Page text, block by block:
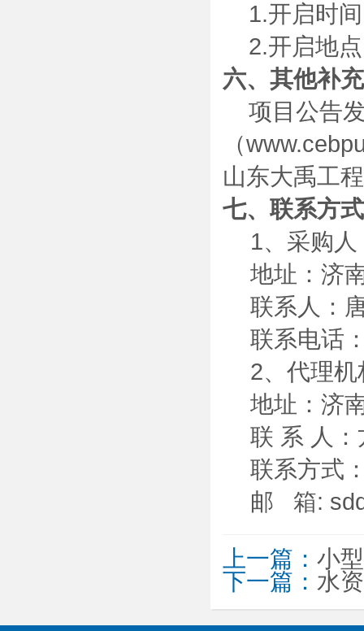
1.开启时
2.开启地
六、其他补
项目公告
（
山东大禹工
七、联系方
1、采购
地址：济
联系人：
联系电话
2、代理
地址：济
联 系 人：
联系方式
邮
箱:
上一篇： 小
下一篇： 水